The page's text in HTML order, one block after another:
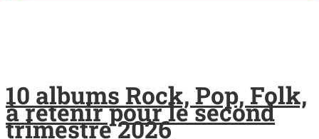
10 albums Rock, Pop, Folk,
à retenir pour le second
trimestre 2026